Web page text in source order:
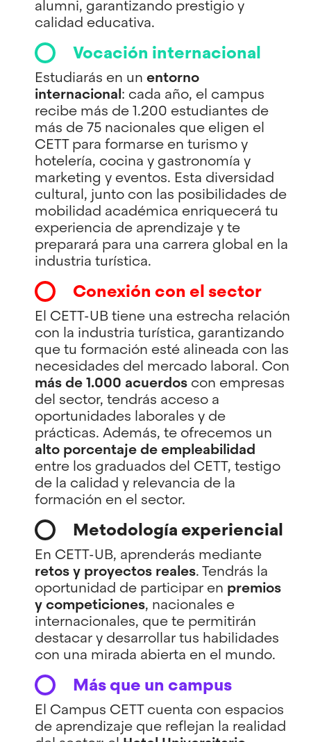
alumni, garantizando prestigio y
calidad educativa.
Vocación internacional
Estudiarás en un entorno
internacional: cada año, el campus
recibe más de 1.200 estudiantes de
más de 75 nacionales que eligen el
CETT para formarse en turismo y
hotelería, cocina y gastronomía y
marketing y eventos. Esta diversidad
cultural, junto con las posibilidades de
mobilidad académica enriquecerá tu
experiencia de aprendizaje y te
preparará para una carrera global en la
industria turística.
Conexión con el sector
El CETT-UB tiene una estrecha relación
con la industria turística, garantizando
que tu formación esté alineada con las
necesidades del mercado laboral. Con
más de 1.000 acuerdos con empresas
del sector, tendrás acceso a
oportunidades laborales y de
prácticas. Además, te ofrecemos un
alto porcentaje de empleabilidad
entre los graduados del CETT, testigo
de la calidad y relevancia de la
formación en el sector.
Metodología experiencial
En CETT-UB, aprenderás mediante
retos y proyectos reales. Tendrás la
oportunidad de participar en premios
y competiciones, nacionales e
internacionales, que te permitirán
destacar y desarrollar tus habilidades
con una mirada abierta en el mundo.
Más que un campus
El Campus CETT cuenta con espacios
de aprendizaje que reflejan la realidad